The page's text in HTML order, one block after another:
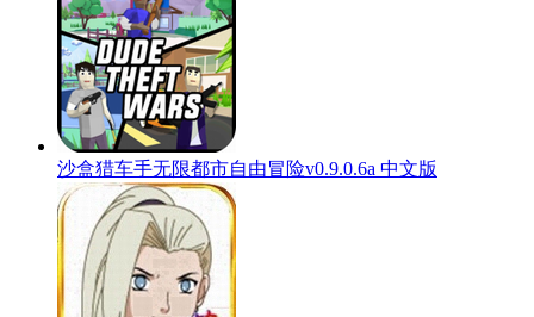
沙盒猎车手无限都市自由冒险v0.9.0.6a 中文版